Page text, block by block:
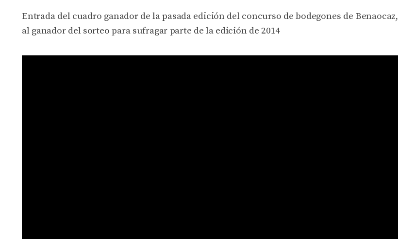
Entrada del cuadro ganador de la pasada edición del concurso de bodegones de Benaocaz,
al ganador del sorteo para sufragar parte de la edición de 2014